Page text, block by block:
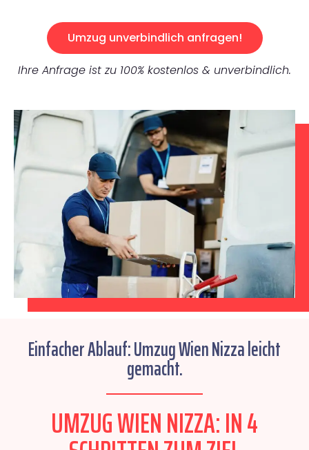
Umzug unverbindlich anfragen!
Ihre Anfrage ist zu 100% kostenlos & unverbindlich.
Einfacher Ablauf: Umzug Wien Nizza leicht
gemacht.
UMZUG WIEN NIZZA: IN 4